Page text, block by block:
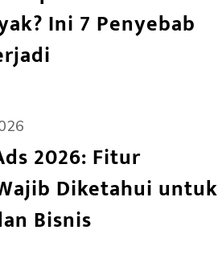
Ini 7 Penyebab
2026: Fitur
Diketahui untuk
Bisnis